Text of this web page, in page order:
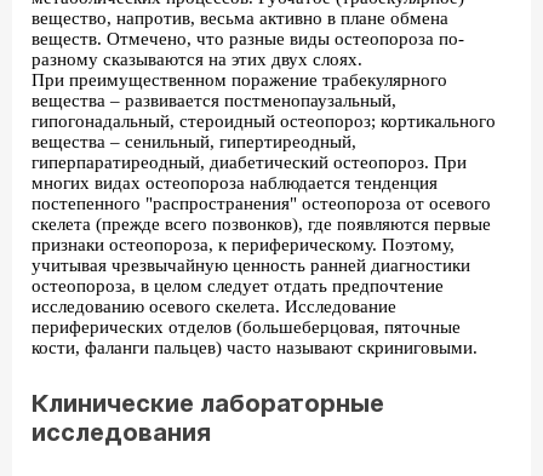
вещество, напротив, весьма активно в плане обмена
веществ. Отмечено, что разные виды остеопороза по-
разному сказываются на этих двух слоях.
При преимущественном поражение трабекулярного
вещества – развивается постменопаузальный,
гипогонадальный, стероидный остеопороз; кортикального
вещества – сенильный, гипертиреодный,
гиперпаратиреодный, диабетический остеопороз. При
многих видах остеопороза наблюдается тенденция
постепенного "распространения" остеопороза от осевого
скелета (прежде всего позвонков), где появляются первые
признаки остеопороза, к периферическому. Поэтому,
учитывая чрезвычайную ценность ранней диагностики
остеопороза, в целом следует отдать предпочтение
исследованию осевого скелета. Исследование
периферических отделов (большеберцовая, пяточные
кости, фаланги пальцев) часто называют скриниговыми.
Клинические лабораторные
исследования